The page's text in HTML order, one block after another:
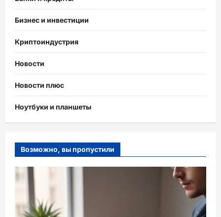
Бизнес и инвестиции
Криптоиндустрия
Новости
Новости плюс
Ноутбуки и планшеты
Возможно, вы пропустили